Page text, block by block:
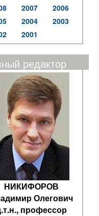
2007
2006
2004
2003
2001
редактор
НИКИФОРОВ
Олегович
профессор